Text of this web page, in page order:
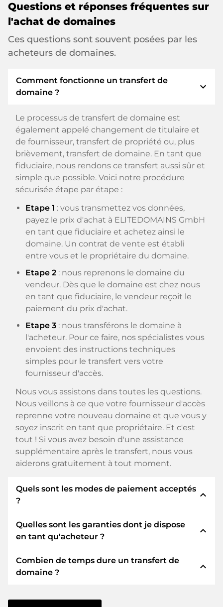
Questions et réponses fréquentes sur
l'achat de domaines
Ces questions sont souvent posées par les
acheteurs de domaines.
Comment fonctionne un transfert de
domaine ?
expand_more
Le processus de transfert de domaine est
également appelé changement de titulaire et
de fournisseur, transfert de propriété ou, plus
brièvement, transfert de domaine. En tant que
fiduciaire, nous rendons ce transfert aussi sûr et
simple que possible. Voici notre procédure
sécurisée étape par étape :
Etape 1 : vous transmettez vos données,
payez le prix d'achat à ELITEDOMAINS GmbH
en tant que fiduciaire et achetez ainsi le
domaine. Un contrat de vente est établi
entre vous et le propriétaire du domaine.
Etape 2 : nous reprenons le domaine du
vendeur. Dès que le domaine est chez nous
en tant que fiduciaire, le vendeur reçoit le
paiement du prix d'achat.
Etape 3 : nous transférons le domaine à
l'acheteur. Pour ce faire, nos spécialistes vous
envoient des instructions techniques
simples pour le transfert vers votre
fournisseur d'accès.
Nous vous assistons dans toutes les questions.
Nous veillons à ce que votre fournisseur d'accès
reprenne votre nouveau domaine et que vous y
soyez inscrit en tant que propriétaire. Et c'est
tout ! Si vous avez besoin d'une assistance
supplémentaire après le transfert, nous vous
aiderons gratuitement à tout moment.
Quels sont les modes de paiement acceptés
?
expand_less
Nous utilisons SEPA comme paiement anticipé
et utilisons STRIPE comme prestataire de
paiement disponibles tels que : Cartes de crédit,
PayPal, Klarna, ApplePay, GooglePay, Alipay ou
Quelles sont les garanties dont je dispose
en tant qu'acheteur ?
expand_less
En tant qu'acheteur, nous vous garantissons
toujours les sécurités suivantes. Nous nous en
Combien de temps dure un transfert de
domaine ?
expand_less
Le transfert de domaine vers un nouveau